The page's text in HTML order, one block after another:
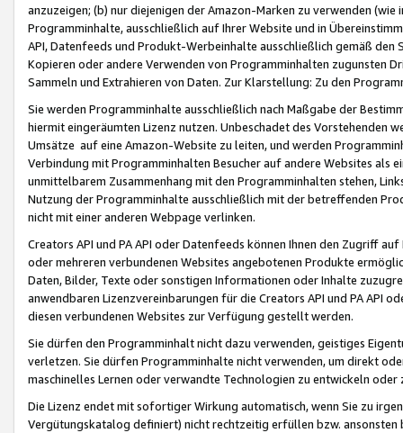
anzuzeigen; (b) nur diejenigen der Amazon-Marken zu verwenden
Programminhalte, ausschließlich auf Ihrer Website und in
API, Datenfeeds und Produkt-Werbeinhalte ausschließlich gemäß
Kopieren oder andere Verwenden von Programminhalten zugunsten
Sammeln und Extrahieren von Daten. Zur Klarstellung: Zu den
Sie werden Programminhalte ausschließlich nach Maßgabe der
hiermit eingeräumten Lizenz nutzen. Unbeschadet des Vorstehenden
Umsätze auf eine Amazon-Website zu leiten, und werden
Verbindung mit Programminhalten Besucher auf andere Websites als
unmittelbarem Zusammenhang mit den Programminhalten stehen,
Nutzung der Programminhalte ausschließlich mit der betreffenden
nicht mit einer anderen Webpage verlinken.
Creators API und PA API oder Datenfeeds können Ihnen den Zugriff
oder mehreren verbundenen Websites angebotenen Produkte
Daten, Bilder, Texte oder sonstigen Informationen oder Inhalte
anwendbaren Lizenzvereinbarungen für die Creators API und PA API
diesen verbundenen Websites zur Verfügung gestellt werden.
Sie dürfen den Programminhalt nicht dazu verwenden, geistiges
verletzen. Sie dürfen Programminhalte nicht verwenden, um direkt
maschinelles Lernen oder verwandte Technologien zu entwickeln
Die Lizenz endet mit sofortiger Wirkung automatisch, wenn Sie zu
Vergütungskatalog definiert) nicht rechtzeitig erfüllen bzw. ansonsten